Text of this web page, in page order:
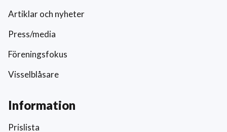
Artiklar och nyheter
Press/media
Föreningsfokus
Visselblåsare
Information
Prislista